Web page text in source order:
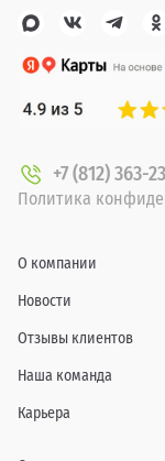
+7 (812) 363-
Политика
О компании
Новости
Отзывы клиентов
Наша команда
Карьера